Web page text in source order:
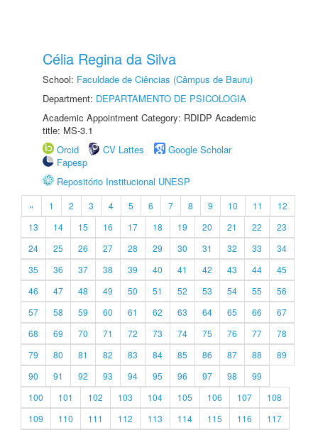
Célia Regina da Silva
School: Faculdade de Ciências (Câmpus de Bauru)
Department: DEPARTAMENTO DE PSICOLOGIA
Academic Appointment Category: RDIDP Academic
title: MS-3.1
Orcid
CV Lattes
Google Scholar
Fapesp
Repositório Institucional UNESP
« 1 2 3 4 5 6 7 8 9 10 11
12
13
14 15 16 17 18 19 20 21 22
23
24
25 26 27 28 29 30 31 32 33
34
35
36 37 38 39 40 41 42 43 44
45
46
47 48 49 50 51 52 53 54 55
56
57
58 59 60 61 62 63 64 65 66
67
68
69 70 71 72 73 74 75 76 77
78
79
80 81 82 83 84 85 86 87 88
89
90
91 92 93 94 95 96 97 98
99
100
101 102 103 104 105 106 107
108
109
110 111 112 113 114 115 116
117